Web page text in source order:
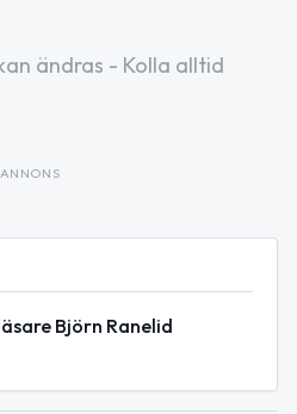
ändras - Kolla alltid
ANNONS
Björn Ranelid